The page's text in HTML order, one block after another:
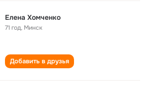
Елена Хомченко
71 год, Минск
Добавить в друзья